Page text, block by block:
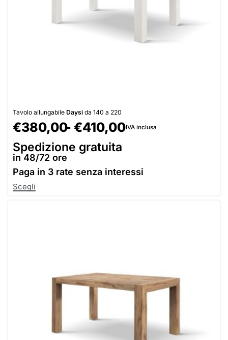
Tavolo allungabile Daysi da 140 a 220
€380,00 €410,00IVA inclusa
Spedizione gratuita
in 48/72 ore
Paga in 3 rate senza interessi
Scegli